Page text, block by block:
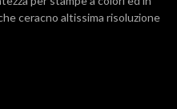
ceracno altissima risoluzione